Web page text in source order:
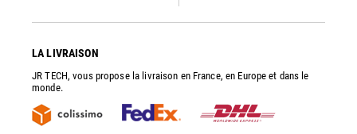
LA LIVRAISON
JR TECH, vous propose la livraison en France, en Europe et dans le
monde.